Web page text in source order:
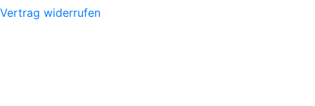
Vertrag widerrufen